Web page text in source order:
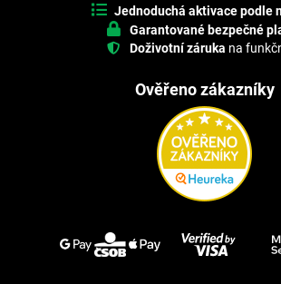
Jednoduchá aktivace podle
Garantované bezpečné
Doživotní záruka na
Ověřeno zákazníky